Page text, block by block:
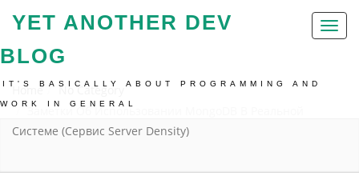
Toggle
YET ANOTHER DEV
BLOG
IT'S BASICALLY ABOUT PROGRAMMING AND
WORK IN GENERAL
Home
No Category
Заметки Об Использовании MongoDB В Реальной
Системе (сервис Server Density)